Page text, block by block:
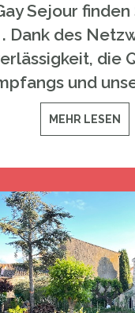
Sejour
des
und
MEHR LESEN